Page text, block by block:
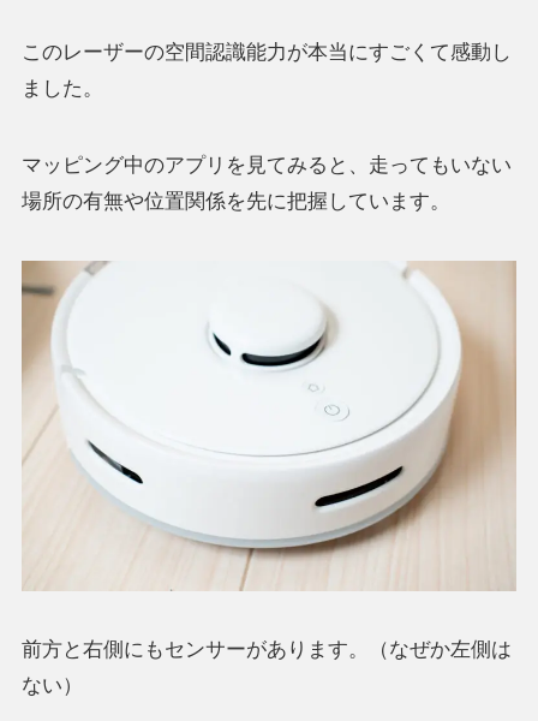
このレーザーの空間認識能力が本当にすごくて感動し
ました。
マッピング中のアプリを見てみると、走ってもいない
場所の有無や位置関係を先に把握しています。
前方と右側にもセンサーがあります。（なぜか左側は
ない）